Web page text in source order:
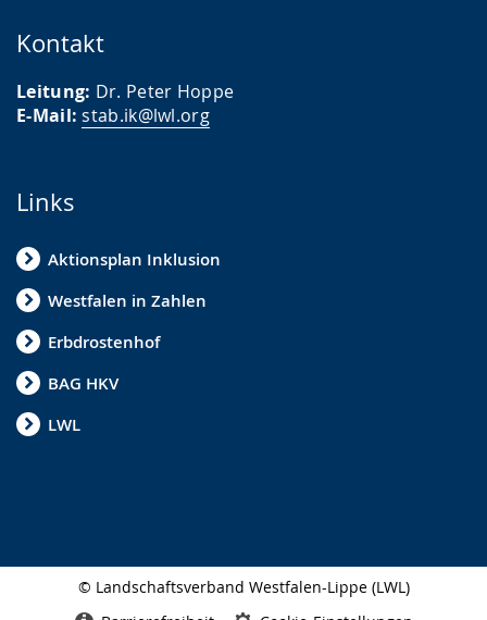
g
z
e
g
.
Kontakt
Leitung: Dr. Peter Hoppe
E-Mail:stab.ik@lwl.org
Links
Aktionsplan Inklusion
Westfalen in Zahlen
Erbdrostenhof
BAG HKV
LWL
© Landschaftsverband Westfalen-Lippe (LWL)